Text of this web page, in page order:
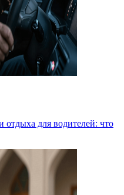
для водителей: что